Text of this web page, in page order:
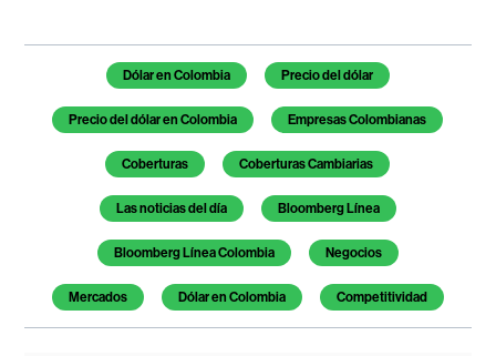
Temas de este artículo
Dólar en Colombia Precio del dólar
Precio del dólar en Colombia Empresas Colombianas
Coberturas Coberturas Cambiarias
Las noticias del día Bloomberg Línea
Bloomberg Línea Colombia Negocios
Mercados Dólar en Colombia Competitividad